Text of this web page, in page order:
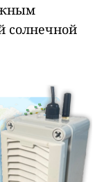
солнечной